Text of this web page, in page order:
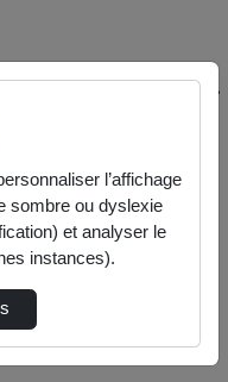
Paris
de l'université
l’affichage
sombre ou dyslexie
et analyser le
instances).